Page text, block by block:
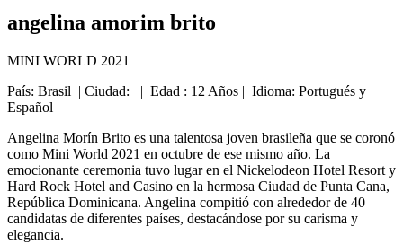
angelina amorim brito
MINI WORLD 2021
País: Brasil | Ciudad: | Edad : 12 Años | Idioma: Portugués y
Español
Angelina Morín Brito es una talentosa joven brasileña que se coronó
como Mini World 2021 en octubre de ese mismo año. La
emocionante ceremonia tuvo lugar en el Nickelodeon Hotel Resort y
Hard Rock Hotel and Casino en la hermosa Ciudad de Punta Cana,
República Dominicana. Angelina compitió con alrededor de 40
candidatas de diferentes países, destacándose por su carisma y
elegancia.